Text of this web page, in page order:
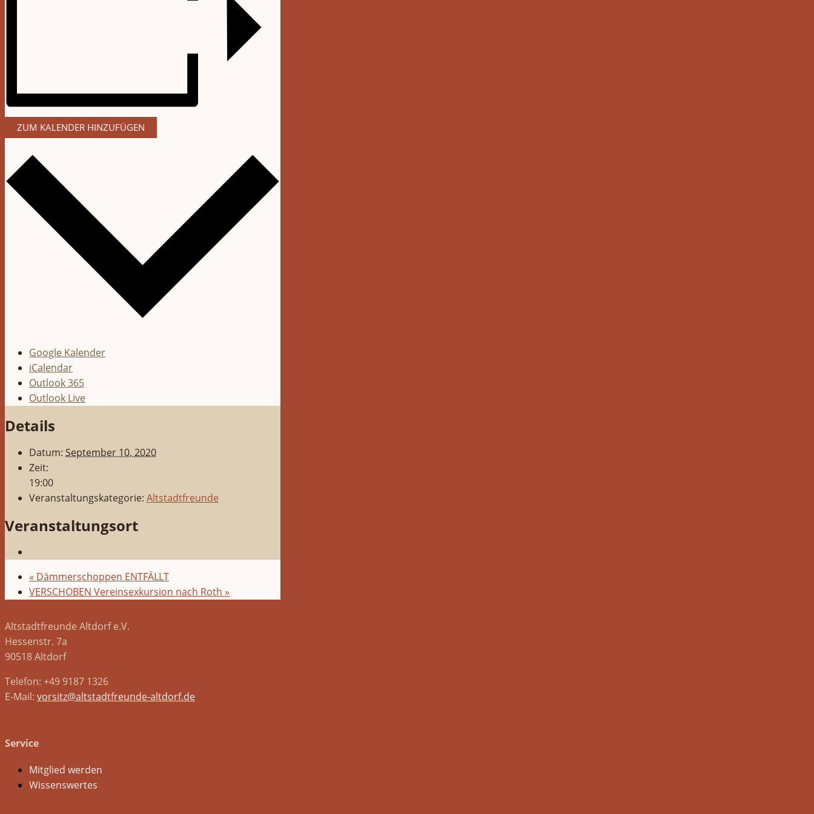
ZUM KALENDER HINZUFÜGEN
Google Kalender
iCalendar
Outlook 365
Outlook Live
Details
Datum: September 10, 2020
Zeit:
19:00
Veranstaltungskategorie: Altstadtfreunde
Veranstaltungsort
« Dämmerschoppen ENTFÄLLT
VERSCHOBEN Vereinsexkursion nach Roth »
Altstadtfreunde Altdorf e.V.
Hessenstr. 7a
90518 Altdorf
Telefon: +49 9187 1326
E-Mail: vorsitz@altstadtfreunde-altdorf.de
Service
Mitglied werden
Wissenswertes